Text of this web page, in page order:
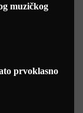
muzičkog
prvoklasno